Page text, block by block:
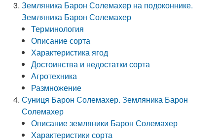
Земляника Барон Солемахер на подоконнике.
Земляника Барон Солемахер
Терминология
Описание сорта
Характеристика ягод
Достоинства и недостатки сорта
Агротехника
Размножение
Суниця Барон Солемахер. Земляника Барон
Солемахер
Описание земляники Барон Солемахер
Характеристики сорта